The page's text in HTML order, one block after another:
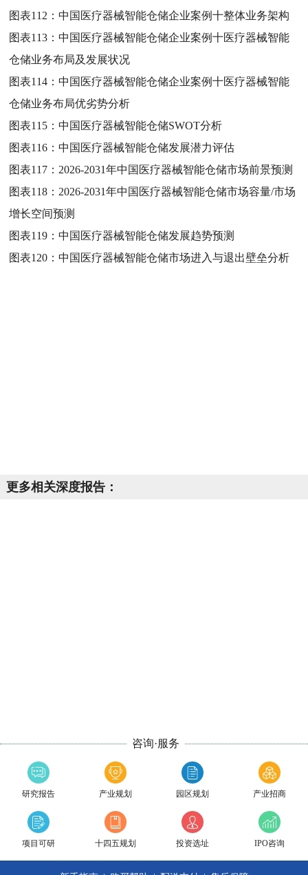
图表112：中国医疗器械智能仓储企业案例十整体业务架构
图表113：中国医疗器械智能仓储企业案例十医疗器械智能
仓储业务布局及发展状况
图表114：中国医疗器械智能仓储企业案例十医疗器械智能
仓储业务布局优劣势分析
图表115：中国医疗器械智能仓储SWOT分析
图表116：中国医疗器械智能仓储发展潜力评估
图表117： 2026-2031年中国医疗器械智能仓储市场前景预测
图表118： 2026-2031年中国医疗器械智能仓储市场容量/市场
增长空间预测
图表119：中国医疗器械智能仓储发展趋势预测
图表120：中国医疗器械智能仓储市场进入与退出壁垒分析
更多相关深度报告：
咨询·服务
研究报告 产业规划 园区规划 产业招商
项目可研 十四五规划 投资选址 IPO咨询